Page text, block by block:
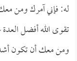
له: فإني آمرك ومن
تقوى الله أفضل
ومن معك أن تكون